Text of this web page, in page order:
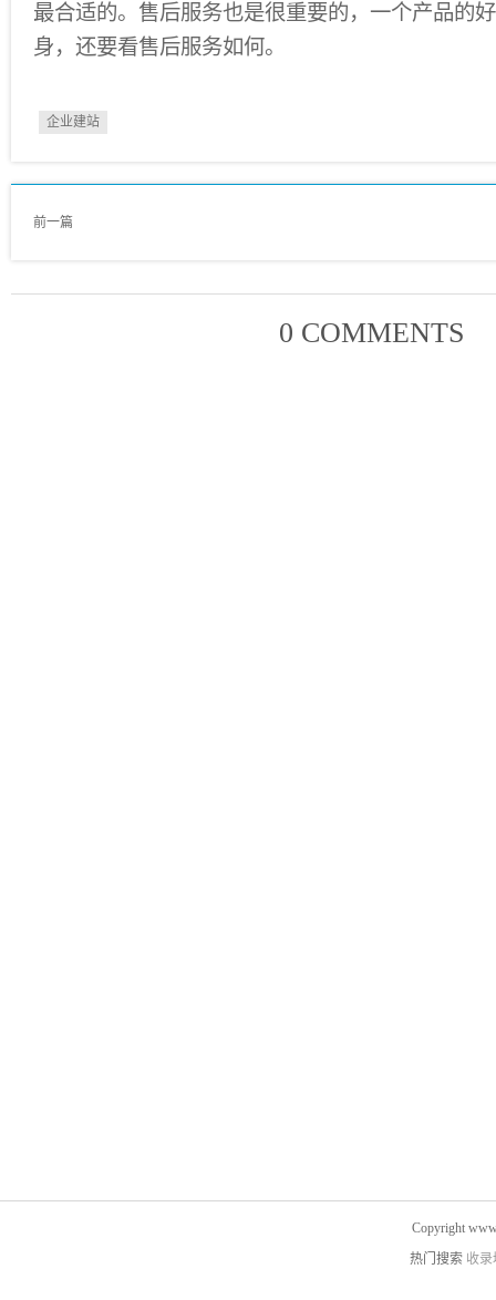
最合适的。售后服务也是很重要的，一个产品的
身，还要看售后服务如何。
企业建站
前一篇
0 COMMENTS
Copyright
热门搜索 收录